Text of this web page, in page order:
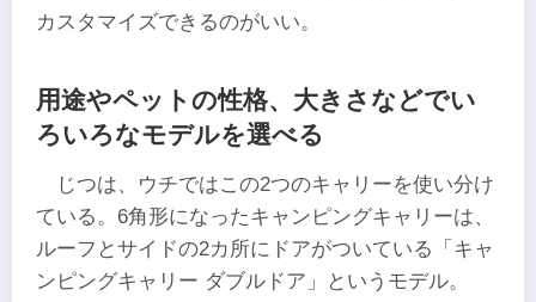
カスタマイズできるのがいい。
用途やペットの性格、大きさなどでい
ろいろなモデルを選べる
じつは、ウチではこの2つのキャリーを使い分け
ている。6角形になったキャンピングキャリーは、
ルーフとサイドの2カ所にドアがついている「キャ
ンピングキャリー ダブルドア」というモデル。